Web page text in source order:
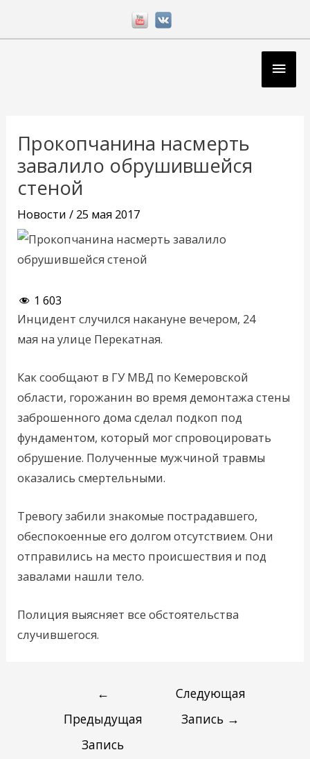
Прокопчанина насмерть
завалило обрушившейся
стеной
Новости / 25 мая 2017
1 603
Инцидент случился накануне вечером, 24
мая на улице Перекатная.
Как сообщают в ГУ МВД по Кемеровской
области, горожанин во время демонтажа стены
заброшенного дома сделал подкоп под
фундаментом, который мог спровоцировать
обрушение. Полученные мужчиной травмы
оказались смертельными.
Тревогу забили знакомые пострадавшего,
обеспокоенные его долгом отсутствием. Они
отправились на место происшествия и под
завалами нашли тело.
Полиция выясняет все обстоятельства
случившегося.
записям
←
Предыдущая
Запись
Следующая
Запись →